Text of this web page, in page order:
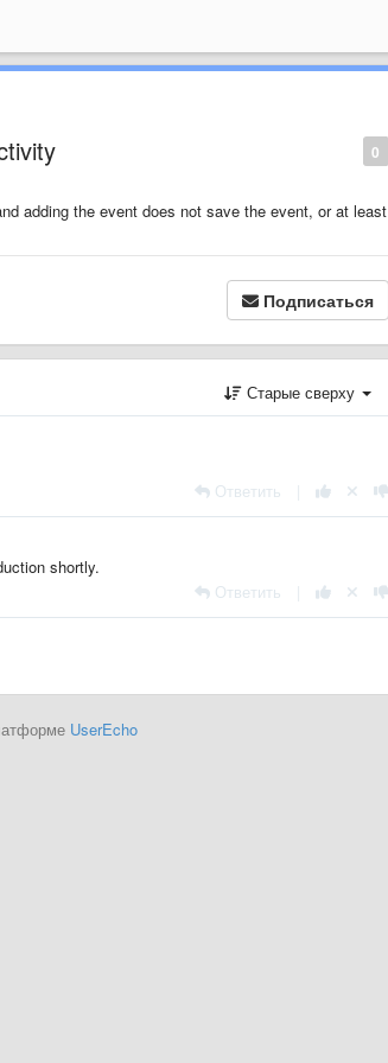
0
adding the event does not save the event, or at least
Подписаться
Старые сверху
Ответить
shortly.
Ответить
UserEcho